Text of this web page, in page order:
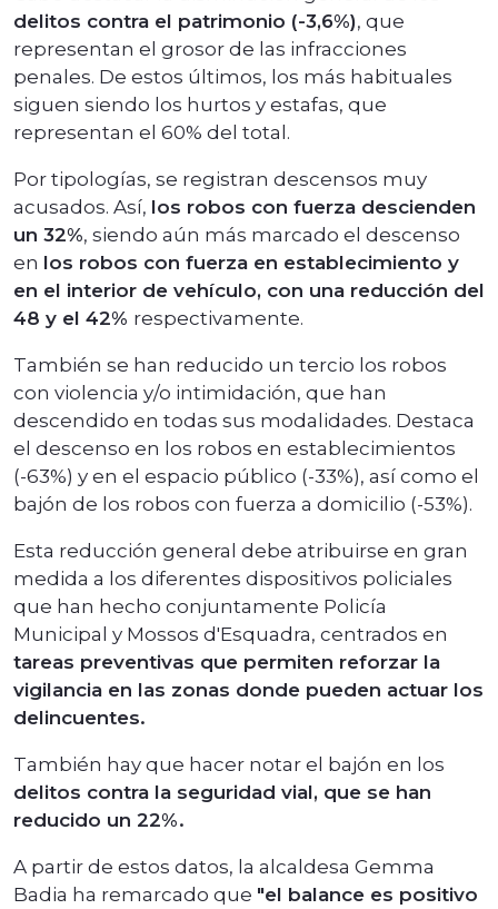
delitos contra el patrimonio (-3,6%), que
representan el grosor de las infracciones
penales. De estos últimos, los más habituales
siguen siendo los hurtos y estafas, que
representan el 60% del total.
Por tipologías, se registran descensos muy
acusados. Así, los robos con fuerza descienden
un 32%, siendo aún más marcado el descenso
en los robos con fuerza en establecimiento y
en el interior de vehículo, con una reducción del
48 y el 42% respectivamente.
También se han reducido un tercio los robos
con violencia y/o intimidación, que han
descendido en todas sus modalidades. Destaca
el descenso en los robos en establecimientos
(-63%) y en el espacio público (-33%), así como el
bajón de los robos con fuerza a domicilio (-53%).
Esta reducción general debe atribuirse en gran
medida a los diferentes dispositivos policiales
que han hecho conjuntamente Policía
Municipal y Mossos d'Esquadra, centrados en
tareas preventivas que permiten reforzar la
vigilancia en las zonas donde pueden actuar los
delincuentes.
También hay que hacer notar el bajón en los
delitos contra la seguridad vial, que se han
reducido un 22%.
A partir de estos datos, la alcaldesa Gemma
Badia ha remarcado que "el balance es positivo